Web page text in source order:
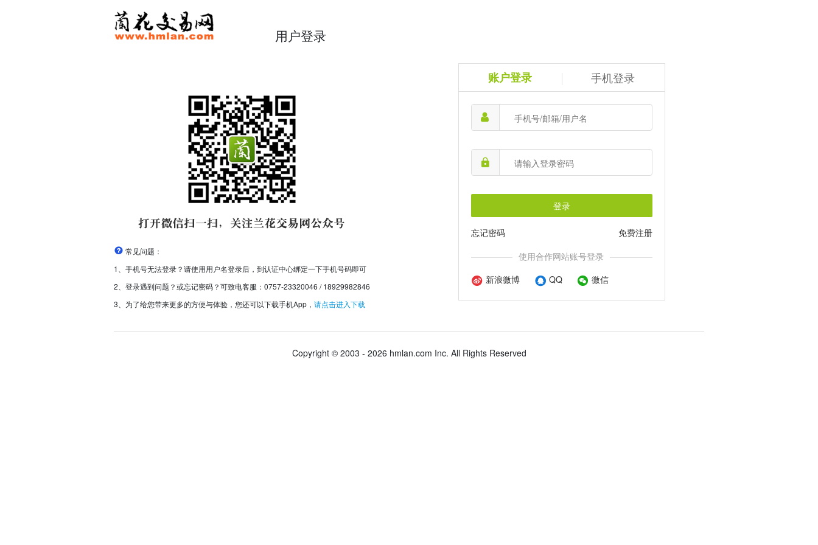
用户登录
常见问题：
1、手机号无法登录？请使用用户名登录后，到认证中心绑定一下手机号码即可
2、登录遇到问题？或忘记密码？可致电客服：0757-23320046 / 18929982846
3、为了给您带来更多的方便与体验，您还可以下载手机App， 请点击进入下载
账户登录 手机登录
登录
免费注册
忘记密码
使用合作网站账号登录
新浪微博
QQ 微信
Copyright © 2003 - 2026 hmlan.com Inc. All Rights Reserved